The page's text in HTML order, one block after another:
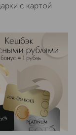
с картой